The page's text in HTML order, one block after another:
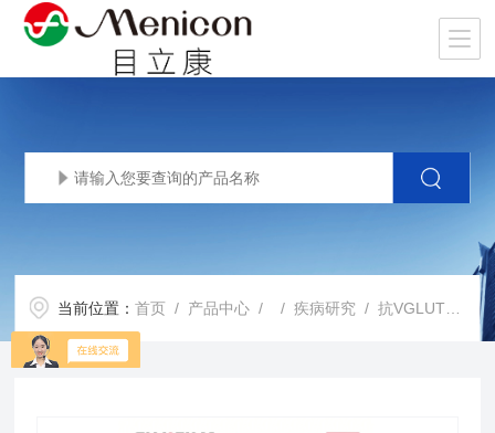
当前位置：首页 / 产品中心 / /疾病研究 / 抗VGLUT1，豚鼠